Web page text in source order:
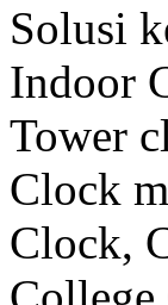
Solusi
Indoor
Tower
Clock
Clock,